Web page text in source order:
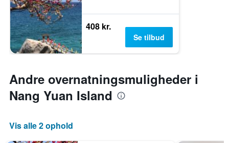
408 kr.
Se tilbud
Andre overnatningsmuligheder i
Nang Yuan Island
Vis alle 2 ophold